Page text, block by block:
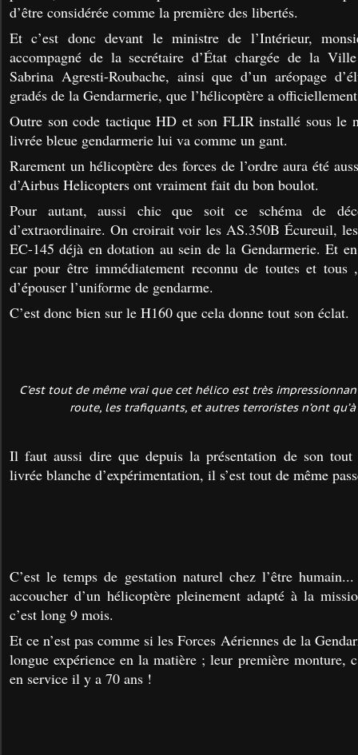
d’être considérée comme la première des libertés.
Et c’est donc devant le ministre de l’Intérieur,
accompagné de la secrétaire d’État chargée de la
Sabrina Agresti-Roubache, ainsi que d’un aréopage
gradés de la Gendarmerie, que l’hélicoptère a
Outre son code tactique HD et son FLIR installé sous le
livrée bleue gendarmerie lui va comme un gant.
Rarement un hélicoptère des forces de l’ordre aura été
d’Airbus Helicopters ont vraiment fait du bon boulot.
Pour autant, aussi chic que soit ce schéma de
d’extraordinaire. On croirait voir les AS.350B Écureuil,
EC-145 déjà en dotation au sein de la Gendarmerie. Et
car pour être immédiatement reconnu de toutes et tous
d’épouser l’uniforme de gendarme.
C’est donc bien sur le H160 que cela donne tout son éclat.
C’est tout de même vrai que cet hélico est très
route, les trafiquants, et autres terroristes n’ont
Il faut aussi dire que depuis la présentation de son tout
livrée blanche d’expérimentation, il s’est tout de même
C’est le temps de gestation naturel chez l’être
accoucher d’un hélicoptère pleinement adapté à la
c’est long 9 mois.
Et ce n’est pas comme si les Forces Aériennes de la
longue expérience en la matière ; leur première monture,
en service il y a 70 ans !